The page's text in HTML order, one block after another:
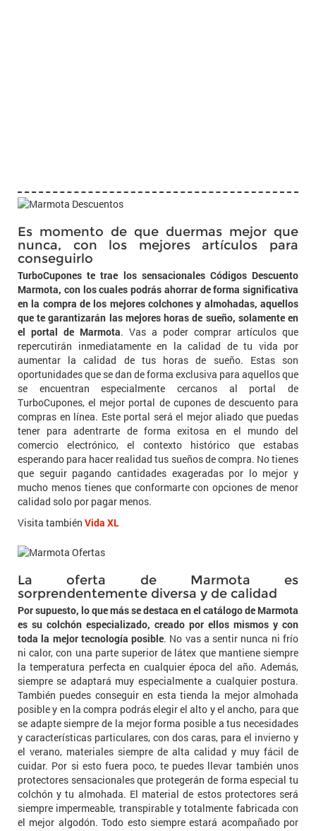
Es momento de que duermas mejor que
nunca, con los mejores artículos para
conseguirlo
TurboCupones te trae los sensacionales Códigos Descuento
Marmota, con los cuales podrás ahorrar de forma significativa
en la compra de los mejores colchones y almohadas, aquellos
que te garantizarán las mejores horas de sueño, solamente en
el portal de Marmota. Vas a poder comprar artículos que
repercutirán inmediatamente en la calidad de tu vida por
aumentar la calidad de tus horas de sueño. Estas son
oportunidades que se dan de forma exclusiva para aquellos que
se encuentran especialmente cercanos al portal de
TurboCupones, el mejor portal de cupones de descuento para
compras en línea. Este portal será el mejor aliado que puedas
tener para adentrarte de forma exitosa en el mundo del
comercio electrónico, el contexto histórico que estabas
esperando para hacer realidad tus sueños de compra. No tienes
que seguir pagando cantidades exageradas por lo mejor y
mucho menos tienes que conformarte con opciones de menor
calidad solo por pagar menos.
Visita también Vida XL
La oferta de Marmota es
sorprendentemente diversa y de calidad
Por supuesto, lo que más se destaca en el catálogo de Marmota
es su colchón especializado, creado por ellos mismos y con
toda la mejor tecnología posible. No vas a sentir nunca ni frío
ni calor, con una parte superior de látex que mantiene siempre
la temperatura perfecta en cualquier época del año. Además,
siempre se adaptará muy especialmente a cualquier postura.
También puedes conseguir en esta tienda la mejor almohada
posible y en la compra podrás elegir el alto y el ancho, para que
se adapte siempre de la mejor forma posible a tus necesidades
y características particulares, con dos caras, para el invierno y
el verano, materiales siempre de alta calidad y muy fácil de
cuidar. Por si esto fuera poco, te puedes llevar también unos
protectores sensacionales que protegerán de forma especial tu
colchón y tu almohada. El material de estos protectores será
siempre impermeable, transpirable y totalmente fabricada con
el mejor algodón. Todo esto siempre estará acompañado por